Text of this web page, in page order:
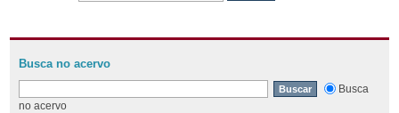
Busca no acervo
Busca
no acervo